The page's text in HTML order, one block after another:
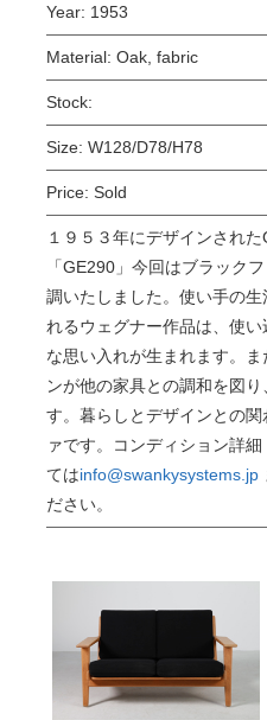
Year: 1953
Material: Oak, fabric
Stock:
Size: W128/D78/H78
Price: Sold
１９５３年にデザインされ
「GE290」今回はブラック
調いたしました。使い手の
れるウェグナー作品は、使
な思い入れが生まれます。
ンが他の家具との調和を図
す。暮らしとデザインとの
ァです。コンディション詳
てはinfo@swankysystems.jp
ださい。